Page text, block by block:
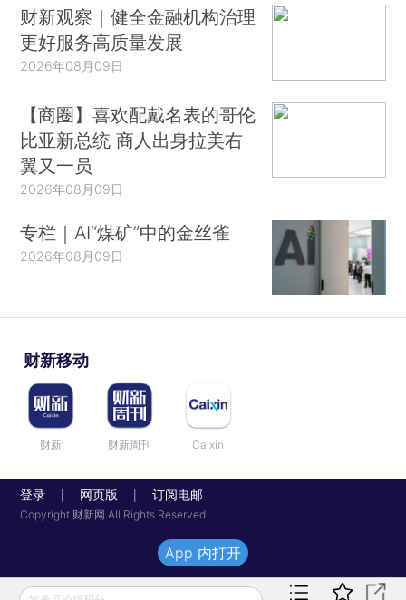
财新观察｜健全金融机构治理
更好服务高质量发展
2026年08月09日
【商圈】喜欢配戴名表的哥伦
比亚新总统 商人出身拉美右
翼又一员
2026年08月09日
专栏｜AI“煤矿”中的金丝雀
2026年08月09日
财新移动
财新 财新周刊 Caixin
登录 网页版 订阅电邮
Copyright 财新网 All Rights Reserved
App 内打开